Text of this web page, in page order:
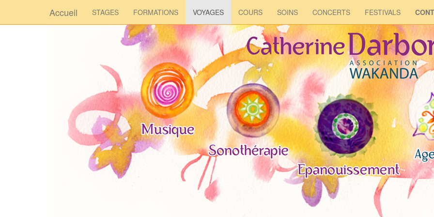
Accueil STAGES FORMATIONS VOYAGES COURS SOINS CONCERTS FESTIVALS